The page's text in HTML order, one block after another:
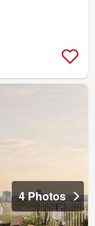
4 Photos